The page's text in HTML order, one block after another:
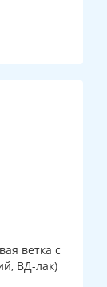
ветка с
ВД-лак)